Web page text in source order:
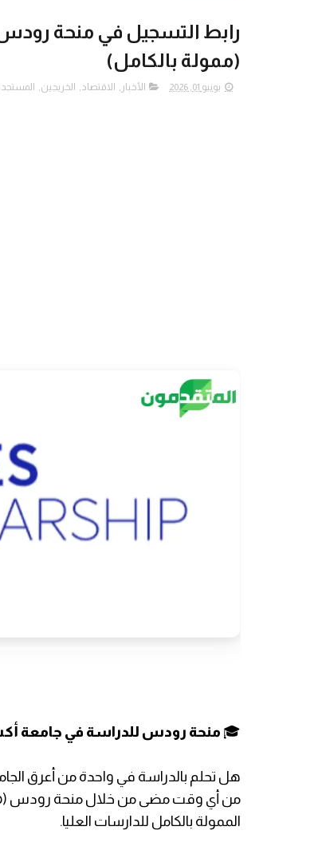
(ممولة بالكامل)
يونيو 01, 2026 الأخبار , الاقتصاد, الخريجين,
​🎓 منحة رودس للدراسة في جامعة
​هل تحلم بالدراسة في واحدة من أعرق
الممولة بالكامل للدارسات العليا.